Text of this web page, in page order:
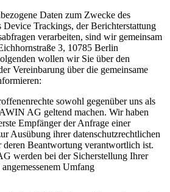
Daten zum Zwecke des
Device Trackings, der Berichterstattung
verarbeiten, sind wir gemeinsam
3, 10785 Berlin
wollen wir Sie über den
Vereinbarung über die gemeinsame
sowohl gegenüber uns als
AG geltend machen. Wir haben
Empfänger der Anfrage einer
Ausübung ihrer datenschutzrechtlichen
Beantwortung verantwortlich ist.
werden bei der Sicherstellung Ihrer
Umfang